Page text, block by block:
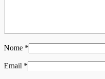
Nome *
Email *